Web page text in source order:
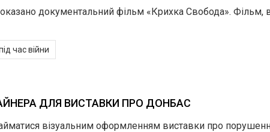
документальний фільм «Крихка Свобода». Фільм,
час війни
ДЛЯ ВИСТАВКИ ПРО ДОНБАС
візуальним оформленням виставки про